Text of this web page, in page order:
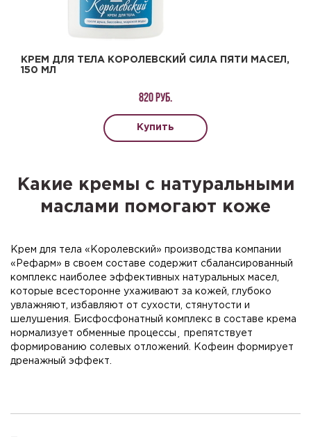
КРЕМ ДЛЯ ТЕЛА КОРОЛЕВСКИЙ СИЛА ПЯТИ МАСЕЛ,
150 МЛ
820 руб.
Купить
Какие кремы с натуральными
маслами помогают коже
Крем для тела «Королевский» производства компании
«Рефарм» в своем составе содержит сбалансированный
комплекс наиболее эффективных натуральных масел,
которые всесторонне ухаживают за кожей, глубоко
увлажняют, избавляют от сухости, стянутости и
шелушения. Бисфосфонатный комплекс в составе крема
нормализует обменные процессы¸ препятствует
формированию солевых отложений. Кофеин формирует
дренажный эффект.